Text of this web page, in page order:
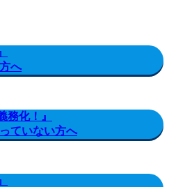
へ
務化！』
いない方へ